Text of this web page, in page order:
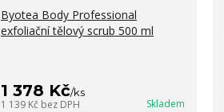
Byotea Body Professional
exfoliační tělový scrub 500 ml
1 378 Kč/ks
1 139 Kč bez DPH Skladem